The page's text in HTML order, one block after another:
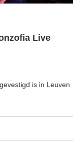
Live
is in Leuven